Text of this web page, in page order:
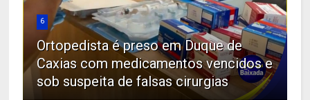
6
Ortopedista é preso em Duque de
Caxias com medicamentos vencidos e
sob suspeita de falsas cirurgias